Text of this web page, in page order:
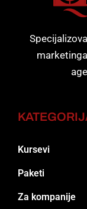
Kursevi
Paketi
Za kompanije